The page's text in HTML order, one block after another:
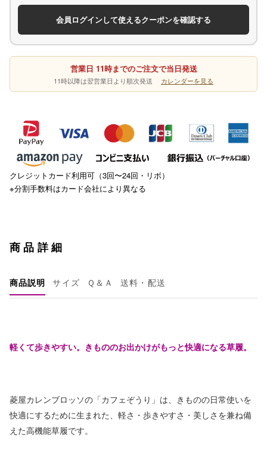
会員ログインして使えるクーポンを確認する
営業日 11時までのご注文で当日発送
11時以降は翌営業日より順次発送 カレンダーを見る
クレジットカード利用可（3回〜24回・リボ）
※分割手数料はカード会社により異なる
商品詳細
商品説明 サイズ Ｑ＆Ａ 送料・配送
軽くて歩きやすい。きもののお出かけがもっと快適になる草履。
菱屋カレンブロッソの「カフェぞうり」は、きものの日常使いを
快適にするために生まれた、軽さ・歩きやすさ・美しさを兼ね備
えた高機能草履です。